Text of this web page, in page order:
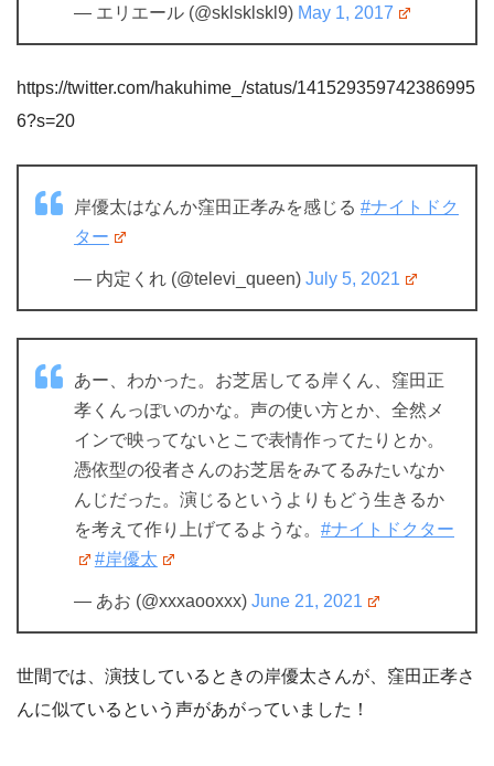
— エリエール (@sklsklskl9) May 1, 2017
https://twitter.com/hakuhime_/status/141529359742386995
6?s=20
岸優太はなんか窪田正孝みを感じる #ナイトドク
ター
— 内定くれ (@televi_queen) July 5, 2021
あー、わかった。お芝居してる岸くん、窪田正
孝くんっぽいのかな。声の使い方とか、全然メ
インで映ってないとこで表情作ってたりとか。
憑依型の役者さんのお芝居をみてるみたいなか
んじだった。演じるというよりもどう生きるか
を考えて作り上げてるような。 #ナイトドクター
#岸優太
— あお (@xxxaooxxx) June 21, 2021
世間では、演技しているときの岸優太さんが、窪田正孝さ
んに似ているという声があがっていました！